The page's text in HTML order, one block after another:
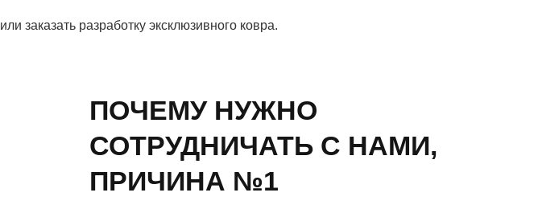
или заказать разработку эксклюзивного ковра.
ПОЧЕМУ НУЖНО
СОТРУДНИЧАТЬ С НАМИ,
ПРИЧИНА №1